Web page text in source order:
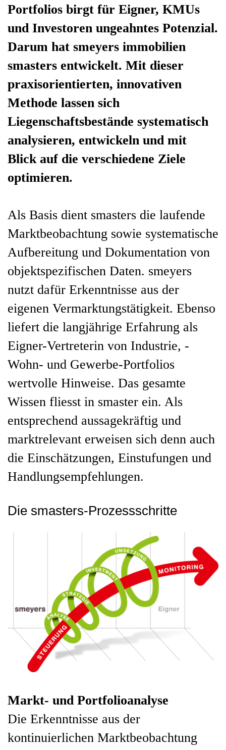
Portfolios birgt für Eigner, KMUs
und Investoren ungeahntes Potenzial.
Darum hat smeyers immobilien
smasters entwickelt. Mit dieser
praxisorientierten, innovativen
Methode lassen sich
Liegenschaftsbestände systematisch
analysieren, entwickeln und mit
Blick auf die verschiedene Ziele
optimieren.
Als Basis dient smasters die laufende
Marktbeobachtung sowie systematische
Aufbereitung und Dokumentation von
objektspezifischen Daten. smeyers
nutzt dafür Erkenntnisse aus der
eigenen Vermarktungstätigkeit. Ebenso
liefert die langjährige Erfahrung als
Eigner-Vertreterin von Industrie, -
Wohn- und Gewerbe-Portfolios
wertvolle Hinweise. Das gesamte
Wissen fliesst in smaster ein. Als
entsprechend aussagekräftig und
marktrelevant erweisen sich denn auch
die Einschätzungen, Einstufungen und
Handlungsempfehlungen.
Die smasters-Prozessschritte
Markt- und Portfolioanalyse
Die Erkenntnisse aus der
kontinuierlichen Marktbeobachtung